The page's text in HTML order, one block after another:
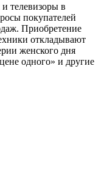
телевизоры в
покупателей
Приобретение
откладывают
женского дня
одного» и другие